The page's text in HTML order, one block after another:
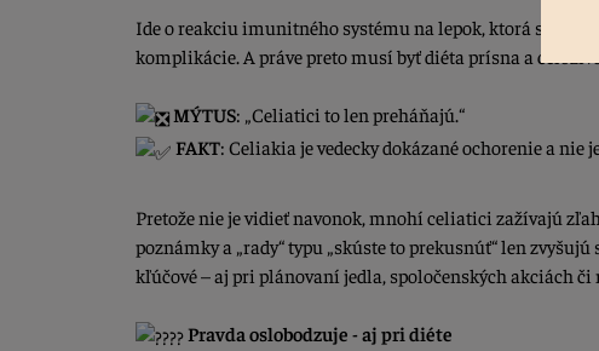
Ide o reakciu imunitného systému na lepok, ktorá
komplikácie. A práve preto musí byť diéta prísna a
MÝTUS: „Celiatici to len preháňajú.“
FAKT: Celiakia je vedecky dokázané ochorenie a nie
Pretože nie je vidieť navonok, mnohí celiatici zažívajú
poznámky a „rady“ typu „skúste to prekusnúť“ len
kľúčové – aj pri plánovaní jedla, spoločenských akciách či
Pravda oslobodzuje - aj pri diéte